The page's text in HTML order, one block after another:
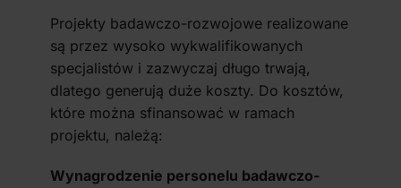
Projekty badawczo-rozwojowe realizowane
są przez wysoko wykwalifikowanych
specjalistów i zazwyczaj długo trwają,
dlatego generują duże koszty. Do kosztów,
które można sfinansować w ramach
projektu, należą:
Wynagrodzenie personelu badawczo-